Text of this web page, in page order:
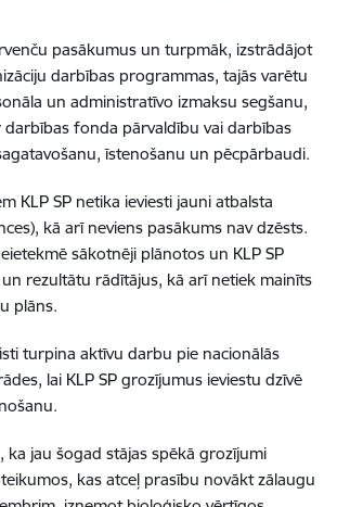
pasākumus un turpmāk, izstrādājot
darbības programmas, tajās varētu
un administratīvo izmaksu segšanu,
darbības fonda pārvaldību vai darbības
īstenošanu un pēcpārbaudi.
KLP SP netika ieviesti jauni atbalsta
kā arī neviens pasākums nav dzēsts.
sākotnēji plānotos un KLP SP
rezultātu rādītājus, kā arī netiek mainīts
plāns.
turpina aktīvu darbu pie nacionālās
lai KLP SP grozījumus ieviestu dzīvē
ka jau šogad stājas spēkā grozījumi
kas atceļ prasību novākt zālaugu